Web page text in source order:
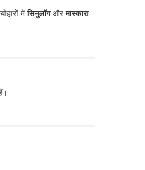
मेंसिनुलॉगऔरमास्कारा